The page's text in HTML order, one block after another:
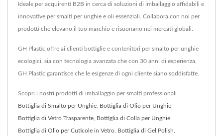
Ideale per acquirenti B2B in cerca di soluzioni di imballaggio affidabili e
innovative per smalti per unghie e oli essenziali. Collabora con noi per
prodotti che elevano il tuo marchio e risuonano nei mercati globali.
GH Plastic offre ai clienti bottiglie e contenitori per smalto per unghie
ecologici, sia con tecnologia avanzata che con 30 anni di esperienza,
GH Plastic garantisce che le esigenze di ogni cliente siano soddisfatte.
Scopri i nostri prodotti di imballaggio per smalti professionali
Bottiglia di Smalto per Unghie Bottiglia di Olio per Unghie
Bottiglia di Vetro Trasparente Bottiglia di Colla per Unghie
Bottiglia di Olio per Cuticole in Vetro Bottiglia di Gel Polish